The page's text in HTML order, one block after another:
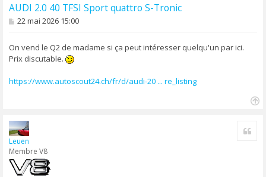
AUDI 2.0 40 TFSI Sport quattro S-Tronic
M
s
a
g
22 mai 2026 15:00
On vend le Q2 de madame si ça peut intéresser quelqu'un par ici.
Prix discutable.
https://www.autoscout24.ch/fr/d/audi-20 ... re_listing
Leuen
Membre V8